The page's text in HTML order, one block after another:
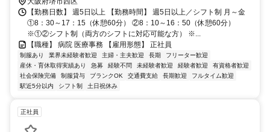
【勤務日数】 週5日以上 【勤務時間】 週5日以上／シフト制 月～金
①8：30～17：15（休憩60分） ②8：10～16：50（休憩60分）
※①②シフト制（両方のシフトに対応可能な方） ※...
【職種】 病院 医療事務 【雇用形態】 正社員
制服あり 業界未経験者歓迎 主婦・主夫歓迎 長期
フリーター歓迎
産休・育休取得実績あり
急募 経験不問 未経験者歓迎 経験者歓迎
有資格者歓迎
社会保険完備
制服貸与 ブランクOK 交通費支給 長期歓迎
フルタイム歓迎
駅近5分以内
シフト制 土日祝休み
正社員